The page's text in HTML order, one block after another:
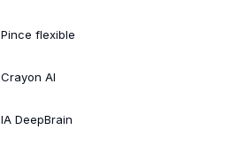
Pince flexible
Crayon AI
IA DeepBrain